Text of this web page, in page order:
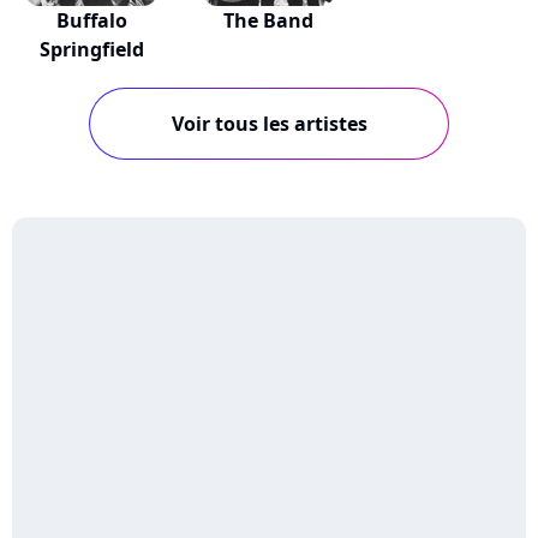
Buffalo
Springfield
The Band
Voir tous les artistes